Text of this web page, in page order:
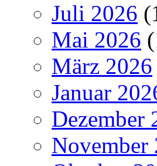
Juli 2026
Mai 2026
März 2026
Januar
Dezember
November